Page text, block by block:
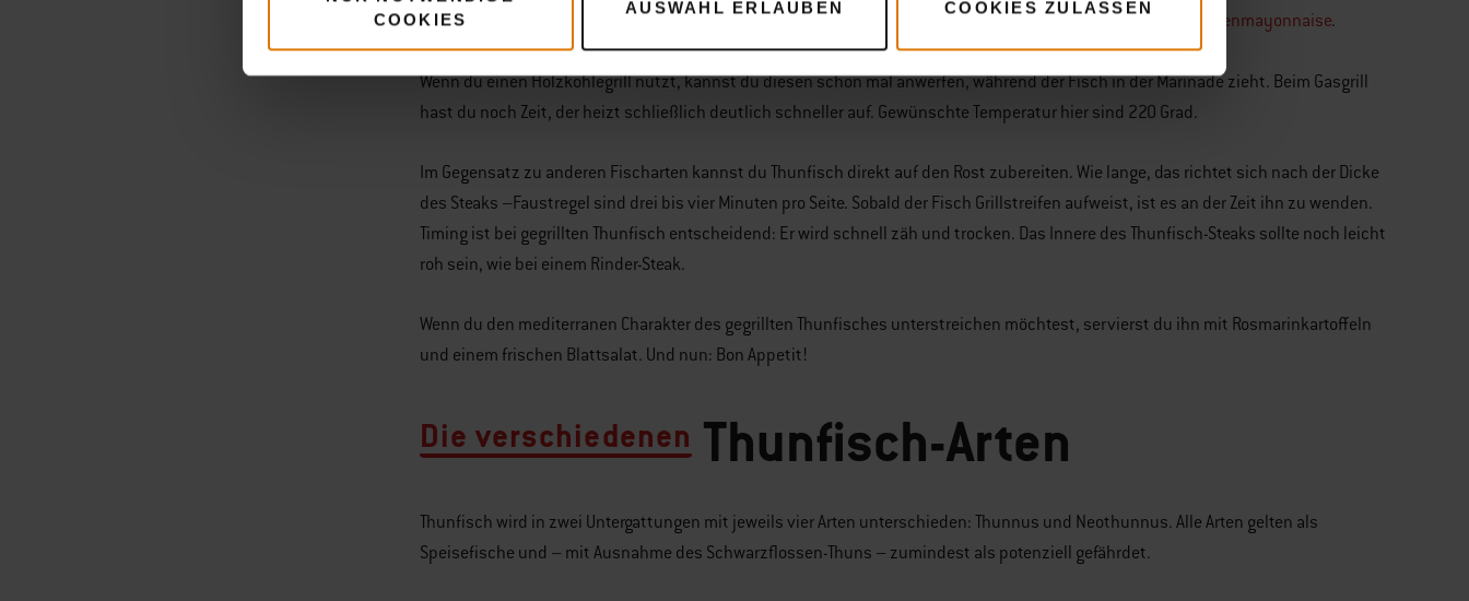
COOKIES
AUSWAHL ERLAUBEN COOKIES ZULASSEN
geben, wo er für mindestens eine Stunde zieht. Oder du probierst einmal gegrillten Thunfischmit dieser Zitronenmayonnaise.
Wenn du einen Holzkohlegrill nutzt, kannst du diesen schon mal anwerfen, während der Fisch in der Marinade zieht. Beim Gasgrill
hast du noch Zeit, der heizt schließlich deutlich schneller auf. Gewünschte Temperatur hier sind 220 Grad.
Im Gegensatz zu anderen Fischarten kannst du Thunfisch direkt auf den Rost zubereiten. Wie lange, das richtet sich nach der Dicke
des Steaks –Faustregel sind drei bis vier Minuten pro Seite. Sobald der Fisch Grillstreifen aufweist, ist es an der Zeit ihn zu wenden.
Timing ist bei gegrillten Thunfisch entscheidend: Er wird schnell zäh und trocken. Das Innere des Thunfisch-Steaks sollte noch leicht
roh sein, wie bei einem Rinder-Steak.
Wenn du den mediterranen Charakter des gegrillten Thunfisches unterstreichen möchtest, servierst du ihn mit Rosmarinkartoffeln
und einem frischen Blattsalat. Und nun: Bon Appetit!
Die verschiedenenThunfisch-Arten
Thunfisch wird in zwei Untergattungen mit jeweils vier Arten unterschieden: Thunnus und Neothunnus. Alle Arten gelten als
Speisefische und – mit Ausnahme des Schwarzflossen-Thuns – zumindest als potenziell gefährdet.